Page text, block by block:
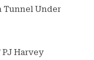
Tunnel Under
Harvey